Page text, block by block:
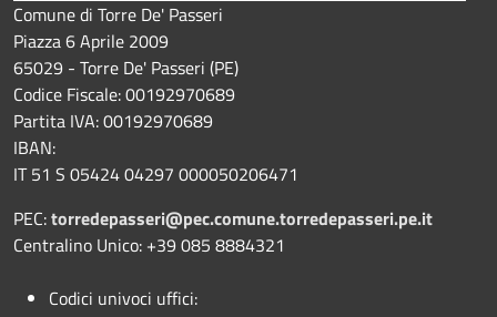
Comune di Torre De' Passeri
Piazza 6 Aprile 2009
65029 - Torre De' Passeri (PE)
Codice Fiscale: 00192970689
Partita IVA: 00192970689
IBAN:
IT 51 S 05424 04297 000050206471
PEC:torredepasseri@pec.comune.torredepasseri.pe.it
Centralino Unico: +39 085 8884321
Codici univoci uffici: